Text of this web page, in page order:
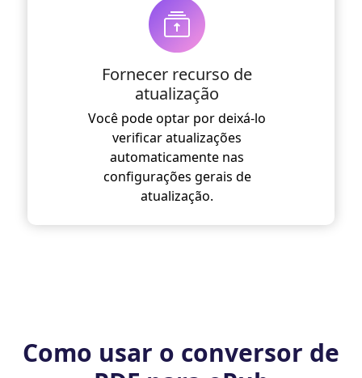
Fornecer recurso de
atualização
Você pode optar por deixá-lo
verificar atualizações
automaticamente nas
configurações gerais de
atualização.
Como usar o conversor de